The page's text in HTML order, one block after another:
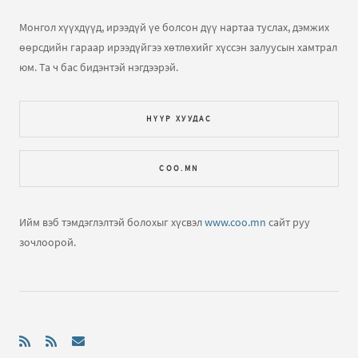
Монгол хүүхдүүд, ирээдүй үе болсон дүү нартаа туслах, дэмжих
өөрсдийн гараар ирээдүйгээ хөтлөхийг хүссэн залуусын хамтрал
юм. Та ч бас бидэнтэй нэгдээрэй.
НҮҮР ХУУДАС
COO.MN
Ийм вэб тэмдэглэлтэй болохыг хүсвэлwww.coo.mn сайт руу
зочлоорой.